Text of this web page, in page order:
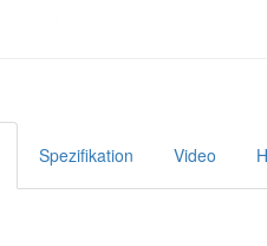
Spezifikation Video